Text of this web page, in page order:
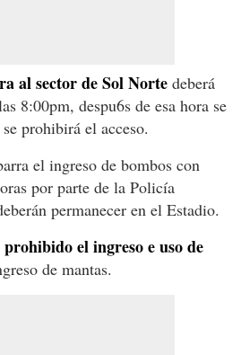
al sector de Sol Norte deberá
8:00pm, despu6s de esa hora se
prohibirá el acceso.
el ingreso de bombos con
por parte de la Policía
permanecer en el Estadio.
prohibido el ingreso e uso de
de mantas.